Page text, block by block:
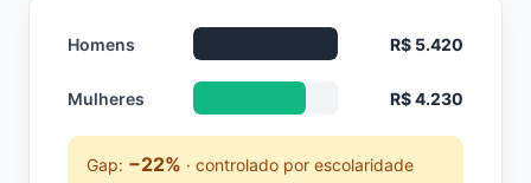
Homens R$ 5.420
Mulheres R$ 4.230
Gap: −22% · controlado por escolaridade